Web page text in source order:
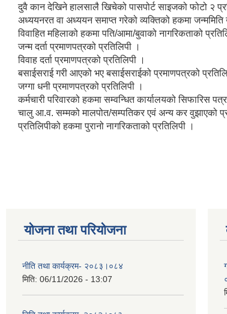
दुवै कान देखिने हालसालै खिचेको पासपोर्ट साइजको फोटो २
अध्ययनरत वा अध्ययन समाप्त गरेको व्यक्तिको हकमा जन्ममिति
विवाहित महिलाको हकमा पति/आमा/बुवाको नागरिकताको
जन्म दर्ता प्रमाणपत्रको प्रतिलिपी ।
विवाह दर्ता प्रमाणपत्रको प्रतिलिपी ।
बसाईसराई गरी आएको भए बसाईसराईको प्रमाणपत्रको
जग्गा धनी प्रमाणपत्रको प्रतिलिपी ।
कर्मचारी परिवारको हकमा सम्वन्धित कार्यालयको सिफारिस
चालु आ.व. सम्मको मालपोत/सम्पतिकर एवं अन्य कर वुझाएको
प्रतिलिपीको हकमा पुरानो नागरिकताको प्रतिलिपी ।
योजना तथा परियोजना
नीति तथा कार्यक्रम- २०८३।०८४
मिति: 06/11/2026 - 13:07